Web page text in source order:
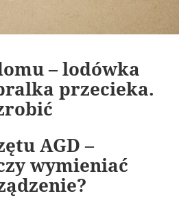
– lodówka
przecieka.
AGD –
wymieniać